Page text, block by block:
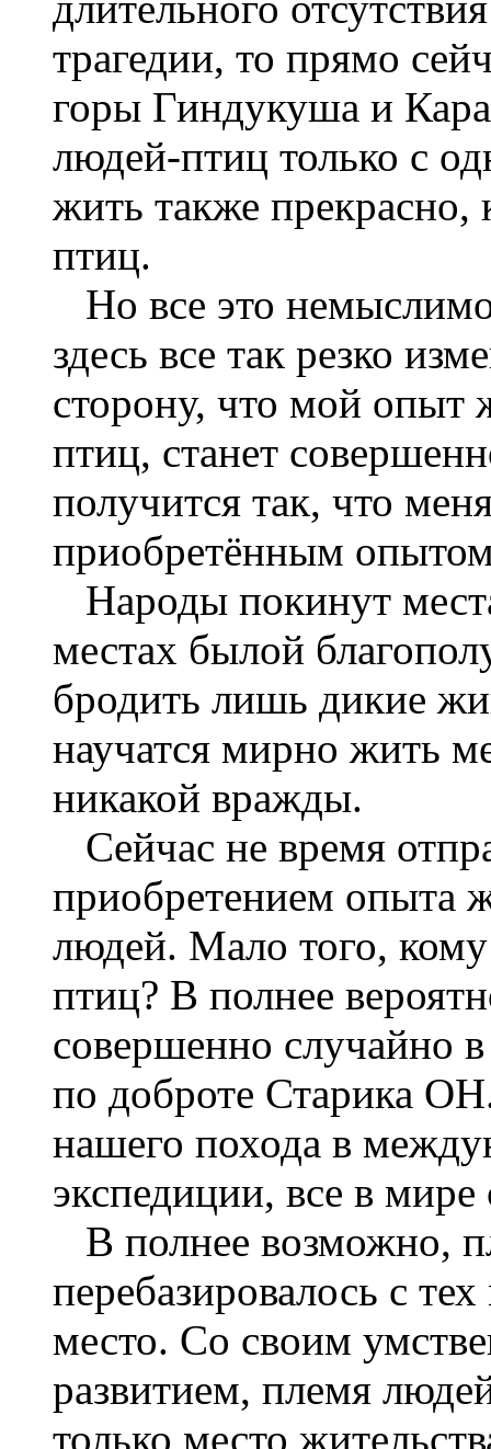
трагедии, то прямо
горы Гиндукуша и
людей-птиц только с
жить также
птиц.
Но все это
здесь все так резко
сторону, что мой опыт
птиц, станет
получится так, что
приобретённым
Народы покинут
местах былой
бродить лишь дикие
научатся мирно жить
никакой вражды.
Сейчас не время
приобретением опыта
людей. Мало того,
птиц? В полнее
совершенно случайно
по доброте Старика
нашего похода в
экспедиции, все в
В полнее возможно,
перебазировалось с
место. Со своим
развитием, племя
только место